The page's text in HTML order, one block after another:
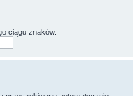
ciągu znaków.